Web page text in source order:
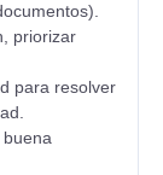
priorizar
para resolver